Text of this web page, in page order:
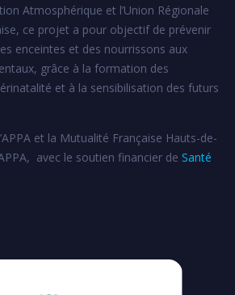
Atmosphérique et l’Union Régionale
ce projet a pour objectif de prévenir
enceintes et des nourrissons aux
grâce à la formation des
et à la sensibilisation des futurs
et la Mutualité Française Hauts-de-
avec le soutien financier de Santé